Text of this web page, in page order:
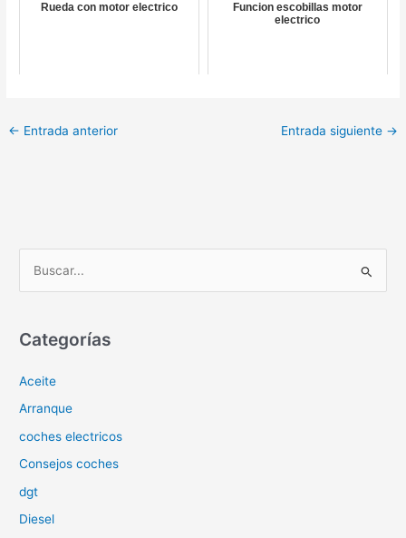
Rueda con motor electrico
Funcion escobillas motor
electrico
← Entrada anterior Entrada siguiente →
c
r
p
o
Categorías
Aceite
Arranque
coches electricos
Consejos coches
dgt
Diesel